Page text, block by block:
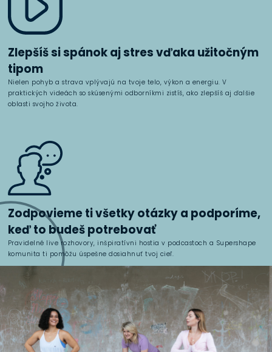
Zlepšíš si spánok aj stres vďaka užitočným
tipom
Nielen pohyb a strava vplývajú na tvoje telo, výkon a energiu. V
praktických videách so skúsenými odborníkmi zistíš, ako zlepšíš aj ďalšie
oblasti svojho života.
Zodpovieme ti všetky otázky a podporíme,
keď to budeš potrebovať
Pravidelné live rozhovory, inšpiratívni hostia v podcastoch a Supershape
komunita ti pomôžu úspešne dosiahnuť tvoj cieľ.